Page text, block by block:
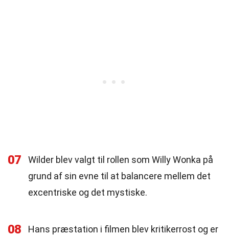
07
Wilder blev valgt til rollen som Willy Wonka på
grund af sin evne til at balancere mellem det
excentriske og det mystiske.
08
Hans præstation i filmen blev kritikerrost og er